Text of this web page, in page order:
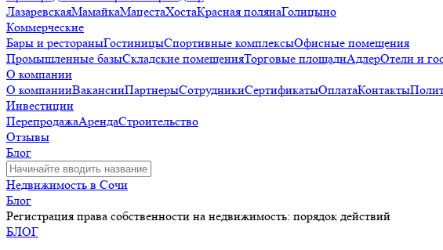
ЛазаревскаяМамайкаМацестаХостаКрасная полянаГолицыно
Коммерческие
Бары и рестораныГостиницыСпортивные комплексыОфисные помещения
Промышленные базыСкладские помещенияТорговые площадиАдлерОтели и
О компании
О компанииВакансииПартнерыСотрудникиСертификатыОплатаКонтакты
Инвестиции
ПерепродажаАрендаСтроительство
Отзывы
Блог
Недвижимость в Сочи
Блог
Регистрация права собственности на недвижимость: порядок действий
БЛОГ